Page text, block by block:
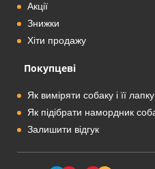
Акції
Знижки
Хіти продажу
Покупцеві
Як виміряти собаку і її лапку
Як підібрати намордник
Залишити відгук